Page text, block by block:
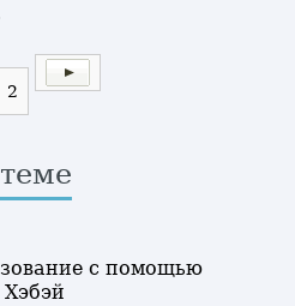
2
с помощью